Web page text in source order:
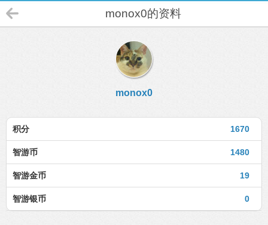
monox0的资料
monox0
1670
积分
1480
智游币
19
智游金币
0
智游银币